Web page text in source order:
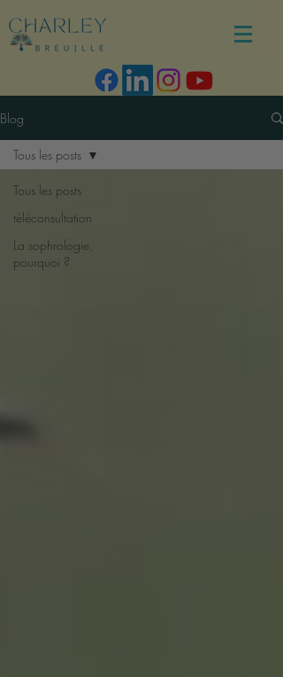
Blog
Tous les posts
téléconsultation
La sophrologie,
pourquoi ?
Tous les posts